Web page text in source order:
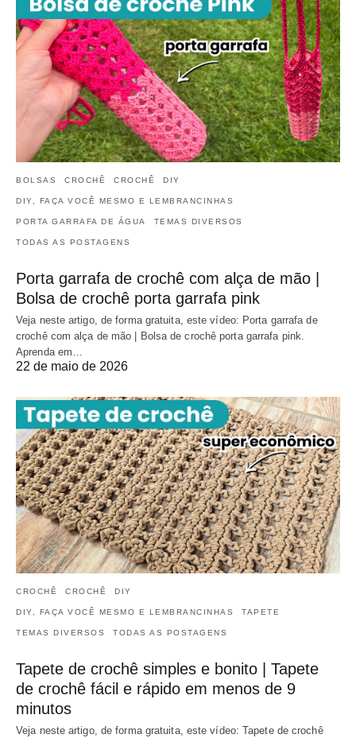
BOLSAS CROCHÊ CROCHÊ DIY
DIY, FAÇA VOCÊ MESMO E LEMBRANCINHAS
PORTA GARRAFA DE ÁGUA TEMAS DIVERSOS
TODAS AS POSTAGENS
Porta garrafa de crochê com alça de mão |
Bolsa de crochê porta garrafa pink
Veja neste artigo, de forma gratuita, este vídeo: Porta garrafa de
crochê com alça de mão | Bolsa de crochê porta garrafa pink.
Aprenda em…
22 de maio de 2026
CROCHÊ CROCHÊ DIY
DIY, FAÇA VOCÊ MESMO E LEMBRANCINHAS TAPETE
TEMAS DIVERSOS TODAS AS POSTAGENS
Tapete de crochê simples e bonito | Tapete
de crochê fácil e rápido em menos de 9
minutos
Veja neste artigo, de forma gratuita, este vídeo: Tapete de crochê